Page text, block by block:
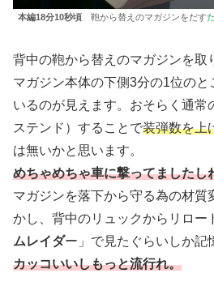
本編18分10秒頃 鞄から替えのマガジンをだす
背中の鞄から替えのマガジンを取
マガジン本体の下側3分の1位のと
いるのが見えます。おそらく通常
ステンド）することで装弾数を上
は無いかと思います。
めちゃめちゃ車に撃ってましたし
マガジンを落下から守る為の材
かし、背中のリュックからリロー
ムレイダー」で見たぐらいしか記
カッコいいしもっと流行れ。